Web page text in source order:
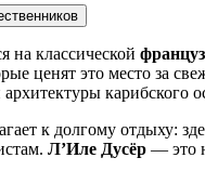
на классической
ценят это место за
карибского
к долгому отдыху:
Л’Иле Дусёр — это